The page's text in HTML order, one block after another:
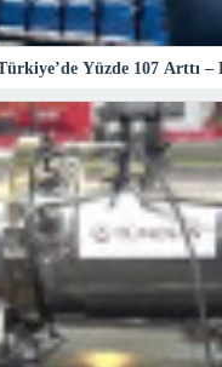
Yüzde 107 Arttı –